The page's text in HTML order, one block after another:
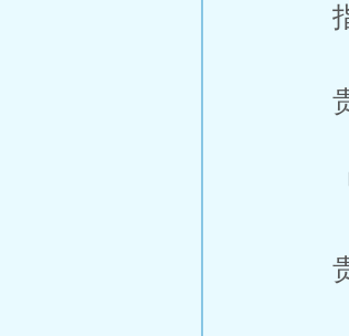
指
贵
「
贵